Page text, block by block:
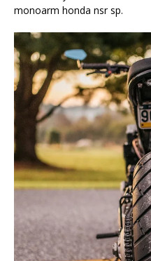
monoarm honda nsr sp.